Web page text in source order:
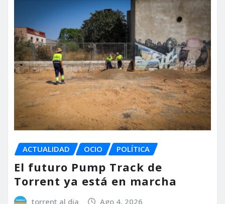
ACTUALIDAD OCIO POLÍTICA
El futuro Pump Track de
Torrent ya está en marcha
torrent al dia Ago 4, 2026